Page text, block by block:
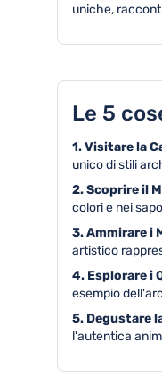
uniche,
Le 5
1. Visitare la
unico di stili
2. Scoprire il
colori e nei
3. Ammirare i
artistico
4. Esplorare i
esempio
5. Degustare
l'autentica